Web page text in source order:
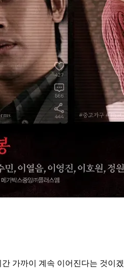
가까이 계속 이어진다는 것이